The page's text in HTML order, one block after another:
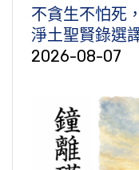
不貪生不怕死
淨土聖賢錄選
2026-08-07